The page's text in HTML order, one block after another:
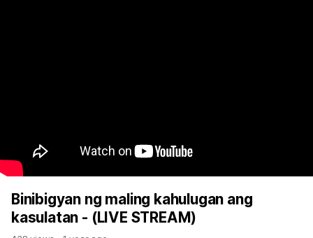
Binibigyan ng maling kahulugan ang
kasulatan - (LIVE STREAM)